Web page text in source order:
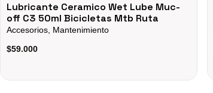
Lubricante Ceramico Wet Lube Muc-
off C3 50ml Bicicletas Mtb Ruta
Accesorios, Mantenimiento
$59.000